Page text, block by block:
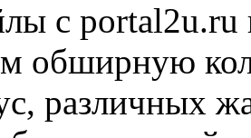
с
обширную
различных